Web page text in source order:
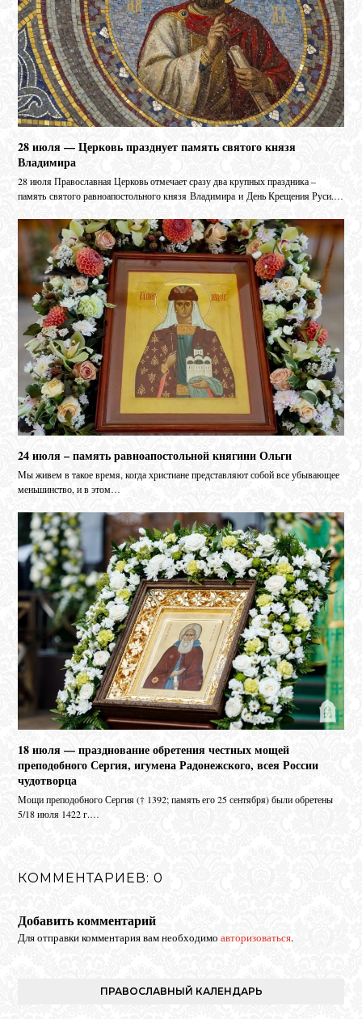
28 июля — Церковь празднует память святого князя
Владимира
28 июля Православная Церковь отмечает сразу два крупных праздника –
память святого равноапостольного князя Владимира и День Крещения Руси.…
24 июля – память равноапостольной княгини Ольги
Мы живем в такое время, когда христиане представляют собой все убывающее
меньшинство, и в этом…
18 июля — празднование обретения честных мощей
преподобного Сергия, игумена Радонежского, всея России
чудотворца
Мо­щи пре­по­доб­но­го Сер­гия († 1392; па­мять его 25 сен­тяб­ря) бы­ли об­ре­те­ны
5/18 июля 1422 г.…
КОММЕНТАРИЕВ: 0
Добавить комментарий
Для отправки комментария вам необходимоавторизоваться.
ПРАВОСЛАВНЫЙ КАЛЕНДАРЬ